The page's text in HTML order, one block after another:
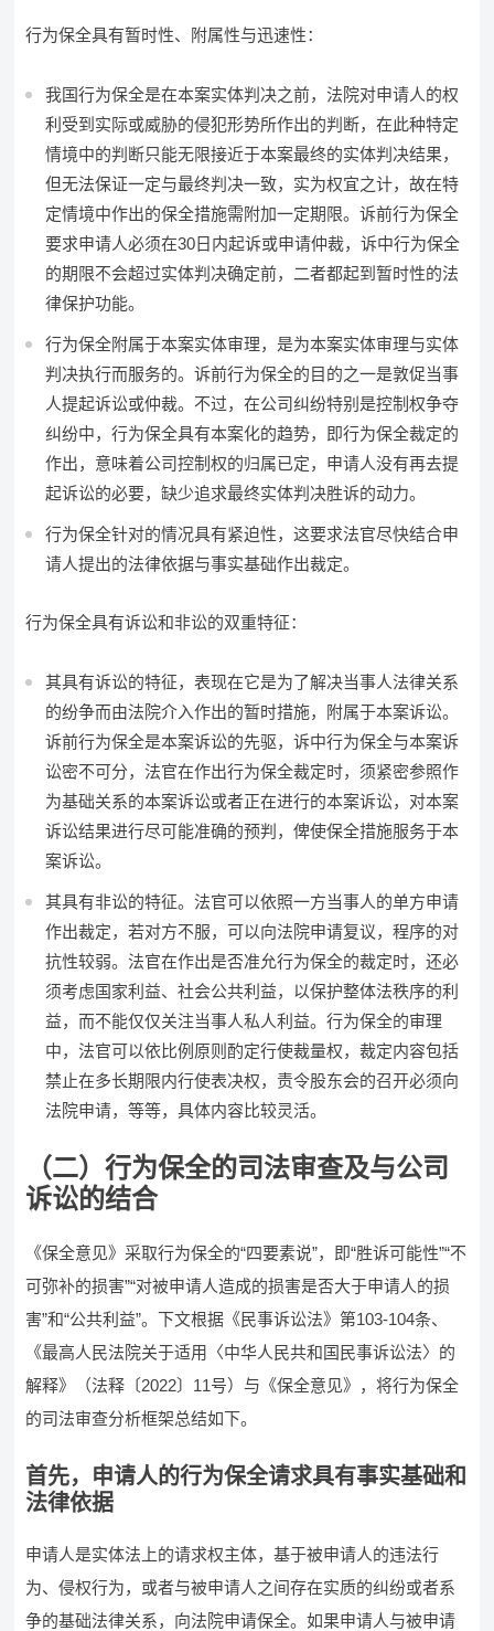
行为保全具有暂时性、附属性与迅速性：
我国行为保全是在本案实体判决之前，法院对申请人的权
利受到实际或威胁的侵犯形势所作出的判断，在此种特定
情境中的判断只能无限接近于本案最终的实体判决结果，
但无法保证一定与最终判决一致，实为权宜之计，故在特
定情境中作出的保全措施需附加一定期限。诉前行为保全
要求申请人必须在30日内起诉或申请仲裁，诉中行为保全
的期限不会超过实体判决确定前，二者都起到暂时性的法
律保护功能。
行为保全附属于本案实体审理，是为本案实体审理与实体
判决执行而服务的。诉前行为保全的目的之一是敦促当事
人提起诉讼或仲裁。不过，在公司纠纷特别是控制权争夺
纠纷中，行为保全具有本案化的趋势，即行为保全裁定的
作出，意味着公司控制权的归属已定，申请人没有再去提
起诉讼的必要，缺少追求最终实体判决胜诉的动力。
行为保全针对的情况具有紧迫性，这要求法官尽快结合申
请人提出的法律依据与事实基础作出裁定。
行为保全具有诉讼和非讼的双重特征：
其具有诉讼的特征，表现在它是为了解决当事人法律关系
的纷争而由法院介入作出的暂时措施，附属于本案诉讼。
诉前行为保全是本案诉讼的先驱，诉中行为保全与本案诉
讼密不可分，法官在作出行为保全裁定时，须紧密参照作
为基础关系的本案诉讼或者正在进行的本案诉讼，对本案
诉讼结果进行尽可能准确的预判，俾使保全措施服务于本
案诉讼。
其具有非讼的特征。法官可以依照一方当事人的单方申请
作出裁定，若对方不服，可以向法院申请复议，程序的对
抗性较弱。法官在作出是否准允行为保全的裁定时，还必
须考虑国家利益、社会公共利益，以保护整体法秩序的利
益，而不能仅仅关注当事人私人利益。行为保全的审理
中，法官可以依比例原则酌定行使裁量权，裁定内容包括
禁止在多长期限内行使表决权，责令股东会的召开必须向
法院申请，等等，具体内容比较灵活。
（二）行为保全的司法审查及与公司
诉讼的结合
《保全意见》采取行为保全的“四要素说”，即“胜诉可能性”“不
可弥补的损害”“对被申请人造成的损害是否大于申请人的损
害”和“公共利益”。下文根据《民事诉讼法》第103-104条、
《最高人民法院关于适用〈中华人民共和国民事诉讼法〉的
解释》（法释〔2022〕11号）与《保全意见》，将行为保全
的司法审查分析框架总结如下。
首先，申请人的行为保全请求具有事实基础和
法律依据
申请人是实体法上的请求权主体，基于被申请人的违法行
为、侵权行为，或者与被申请人之间存在实质的纠纷或者系
争的基础法律关系，向法院申请保全。如果申请人与被申请